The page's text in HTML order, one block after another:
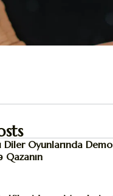
Diler Oyunlarında
Qazanın